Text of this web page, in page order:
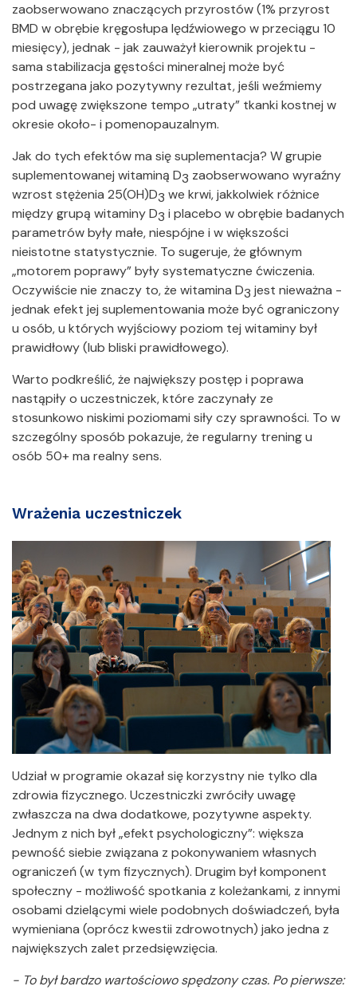
zaobserwowano znaczących przyrostów (1% przyrost
BMD w obrębie kręgosłupa lędźwiowego w przeciągu 10
miesięcy), jednak - jak zauważył kierownik projektu -
sama stabilizacja gęstości mineralnej może być
postrzegana jako pozytywny rezultat, jeśli weźmiemy
pod uwagę zwiększone tempo „utraty” tkanki kostnej w
okresie około- i pomenopauzalnym.
Jak do tych efektów ma się suplementacja? W grupie
suplementowanej witaminą D3 zaobserwowano wyraźny
wzrost stężenia 25(OH)D3 we krwi, jakkolwiek różnice
między grupą witaminy D3 i placebo w obrębie badanych
parametrów były małe, niespójne i w większości
nieistotne statystycznie. To sugeruje, że głównym
„motorem poprawy” były systematyczne ćwiczenia.
Oczywiście nie znaczy to, że witamina D3jest nieważna -
jednak efekt jej suplementowania może być ograniczony
u osób, u których wyjściowy poziom tej witaminy był
prawidłowy (lub bliski prawidłowego).
Warto podkreślić, że największy postęp i poprawa
nastąpiły o uczestniczek, które zaczynały ze
stosunkowo niskimi poziomami siły czy sprawności. To w
szczególny sposób pokazuje, że regularny trening u
osób 50+ ma realny sens.
Wrażenia uczestniczek
Udział w programie okazał się korzystny nie tylko dla
zdrowia fizycznego. Uczestniczki zwróciły uwagę
zwłaszcza na dwa dodatkowe, pozytywne aspekty.
Jednym z nich był „efekt psychologiczny”: większa
pewność siebie związana z pokonywaniem własnych
ograniczeń (w tym fizycznych). Drugim był komponent
społeczny - możliwość spotkania z koleżankami, z innymi
osobami dzielącymi wiele podobnych doświadczeń, była
wymieniana (oprócz kwestii zdrowotnych) jako jedna z
największych zalet przedsięwzięcia.
- To był bardzo wartościowo spędzony czas. Po pierwsze: